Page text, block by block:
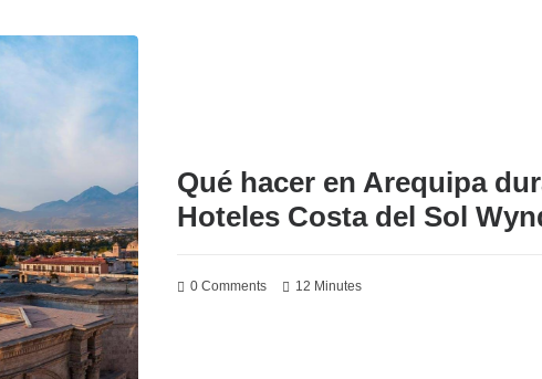
Qué hacer en Arequipa
Hoteles Costa del Sol
0 Comments 12 Minutes